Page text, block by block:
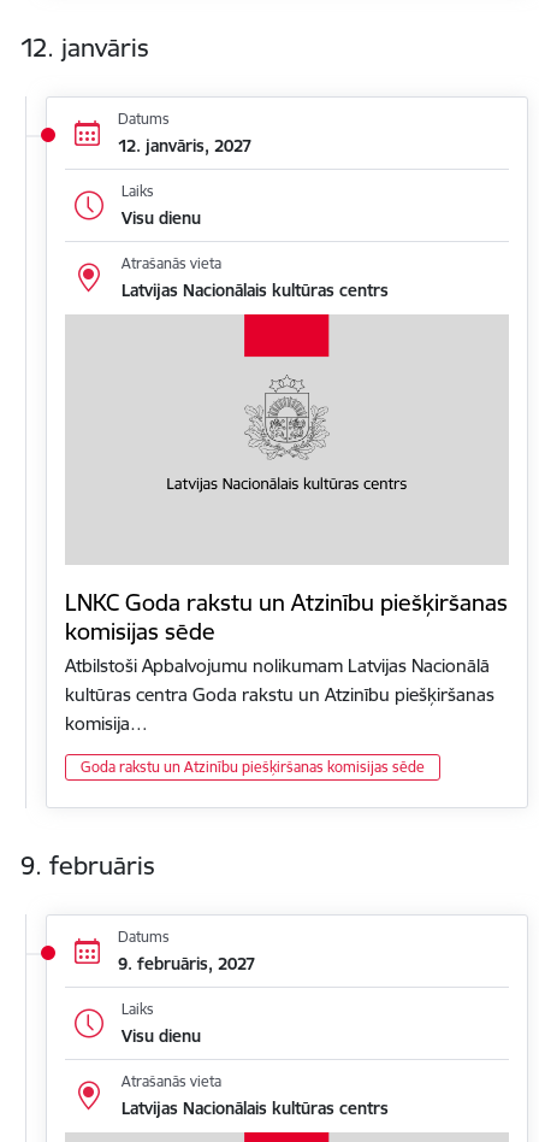
12. janvāris
Datums
12. janvāris, 2027
Laiks
Visu dienu
Atrašanās vieta
Latvijas Nacionālais kultūras centrs
LNKC Goda rakstu un Atzinību piešķiršanas
komisijas sēde
Atbilstoši Apbalvojumu nolikumam Latvijas Nacionālā
kultūras centra Goda rakstu un Atzinību piešķiršanas
komisija…
Goda rakstu un Atzinību piešķiršanas komisijas sēde
9. februāris
Datums
9. februāris, 2027
Laiks
Visu dienu
Atrašanās vieta
Latvijas Nacionālais kultūras centrs